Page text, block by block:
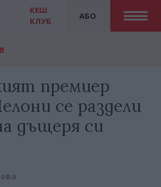
АБО
КЕШ
КЛУБ
премиер
се раздели
дъщеря си